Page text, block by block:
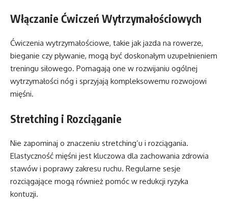
Włączanie Ćwiczeń Wytrzymałościowych
Ćwiczenia wytrzymałościowe, takie jak jazda na rowerze,
bieganie czy pływanie, mogą być doskonałym uzupełnieniem
treningu siłowego. Pomagają one w rozwijaniu ogólnej
wytrzymałości nóg i sprzyjają kompleksowemu rozwojowi
mięśni.
Stretching i Rozciąganie
Nie zapominaj o znaczeniu stretching’u i rozciągania.
Elastyczność mięśni jest kluczowa dla zachowania zdrowia
stawów i poprawy zakresu ruchu. Regularne sesje
rozciągające mogą również pomóc w redukcji ryzyka
kontuzji.